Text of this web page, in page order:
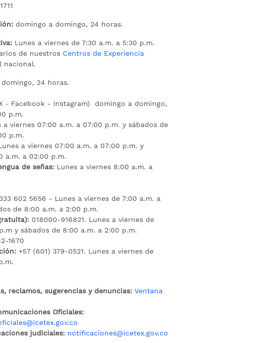
domingo a domingo, 24 horas.
Lunes a viernes de 7:30 a.m. a 5:30 p.m.
de nuestros Centros de Experiencia
nacional.
24 horas.
- Facebook - Instagram) domingo a domingo,
p.m.
a viernes 07:00 a.m. a 07:00 p.m. y sábados de
p.m.
a viernes 07:00 a.m. a 07:00 p.m. y
a.m. a 02:00 p.m.
de señas: Lunes a viernes 8:00 a.m. a
602 5656 - Lunes a viernes de 7:00 a.m. a
de 8:00 a.m. a 2:00 p.m.
018000-916821. Lunes a viernes de
y sábados de 8:00 a.m. a 2:00 p.m.
1670
+57 (601) 379-0521. Lunes a viernes de
reclamos, sugerencias y denuncias: Ventana
Oficiales:
judiciales: notificaciones@icetex.gov.co